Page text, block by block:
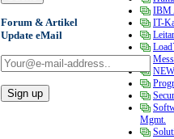
Forum & Artikel
Update eMail
IBM
IT-
Mgmt.